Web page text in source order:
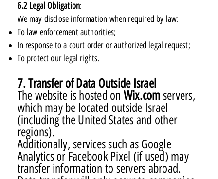
6.2 Legal Obligation:
We may disclose information when required by law:
To law enforcement authorities;
In response to a court order or authorized legal request;
To protect our legal rights.
7. Transfer of Data Outside Israel
The website is hosted on Wix.com servers,
which may be located outside Israel
(including the United States and other
regions).
Additionally, services such as Google
Analytics or Facebook Pixel (if used) may
transfer information to servers abroad.